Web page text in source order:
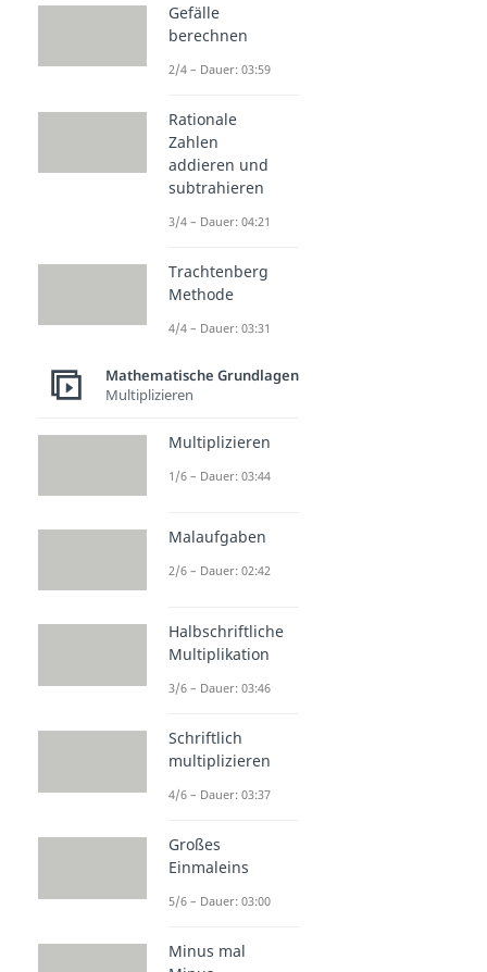
Gefälle
berechnen
2/4 – Dauer: 03:59
Rationale
Zahlen
addieren und
subtrahieren
3/4 – Dauer: 04:21
Trachtenberg
Methode
4/4 – Dauer: 03:31
Mathematische Grundlagen
Multiplizieren
Multiplizieren
1/6 – Dauer: 03:44
Malaufgaben
2/6 – Dauer: 02:42
Halbschriftliche
Multiplikation
3/6 – Dauer: 03:46
Schriftlich
multiplizieren
4/6 – Dauer: 03:37
Großes
Einmaleins
5/6 – Dauer: 03:00
Minus mal